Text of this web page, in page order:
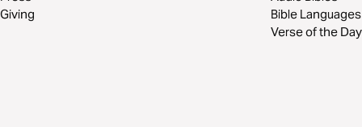
Giving
Bible Languages
Verse of the Day